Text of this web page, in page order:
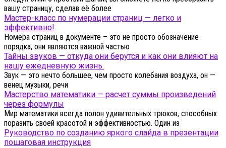
вашу страницу, сделав её более
Мастер-класс по нумерации страниц — легко и
эффективно!
Номера страниц в документе – это не просто обозначение
порядка, они являются важной частью
Тайны звуков — откуда они берутся и как они влияют на
нашу ежедневную жизнь.
Звук — это нечто большее, чем просто колебания воздуха, он —
венец музыки, речи
Мастерство математики — расчет суммы произведений
через формулы
Мир математики всегда полон удивительных трюков, способных
поразить своей красотой и эффективностью. Один из
Руководство по созданию яркого слайда в презентации
пошаговая инструкция